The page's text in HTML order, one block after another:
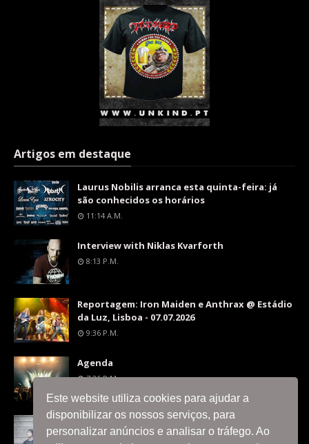
Este website utiliza cookies para ajudar a
disponibilizar os nossos serviços, para
personalizar anúncios e analisar o tráfego. Ao
Artigos em destaque
Laurus Nobilis arranca esta quinta-feira: já
são conhecidos os horários
11:14 A.m.
Interview with Niklas Kvarforth
8:13 P.m.
Reportagem: Iron Maiden e Anthrax @ Estádio
da Luz, Lisboa - 07.07.2026
9:36 P.m.
Agenda
7:26 P.m.
Interview with Silent Skies
8:06 P.m.